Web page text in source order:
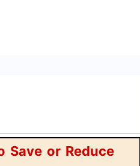
Save or Reduce